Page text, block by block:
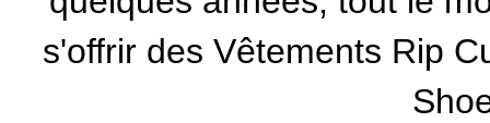
s'offrir des Vêtements Rip